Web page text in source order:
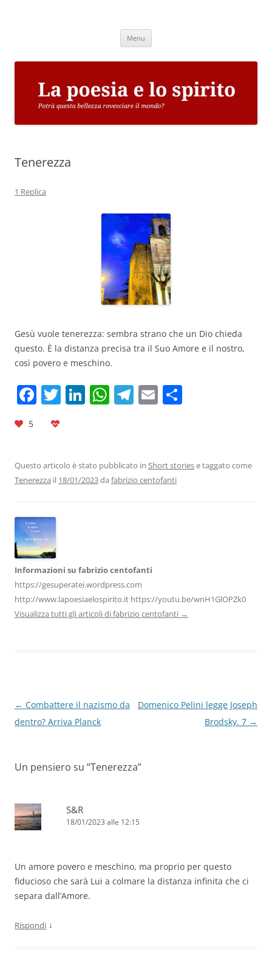
Menu
Tenerezza
1 Replica
Gesù vuole tenerezza: sembra strano che un Dio chieda
questo. È la distanza precisa tra il Suo Amore e il nostro,
così povero e meschino.
F
b
o
o
k
T Li
dI
n
W
A
p
T
a
m
E
vi
5
Questo articolo è stato pubblicato in Short storiese taggato come
Tenerezza il 18/01/2023da fabrizio centofanti
Informazioni su fabrizio centofanti
https://gesuperatei.wordpress.com
http://www.lapoesiaelospirito.it https://youtu.be/wnH1GlOPZk0
Visualizza tutti gli articoli di fabrizio centofanti →
Navigazione
articolo
← Combattere il nazismo da
dentro? Arriva Planck
Domenico Pelini legge Joseph
Brodsky. 7 →
Un pensiero su “Tenerezza”
S&R
18/01/2023 alle 12:15
Un amore povero e meschino, ma proprio per questo
fiducioso che sarà Lui a colmare la distanza infinita che ci
separa dall’Amore.
Rispondi ↓